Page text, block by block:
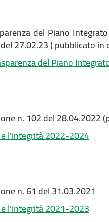
del Piano
27.02.23 ( pubblicato in
del Piano
n. 102 del 28.04.2022
e l'integrità 2022-2024
n. 61 del 31.03.2021
e l'integrità 2021-2023